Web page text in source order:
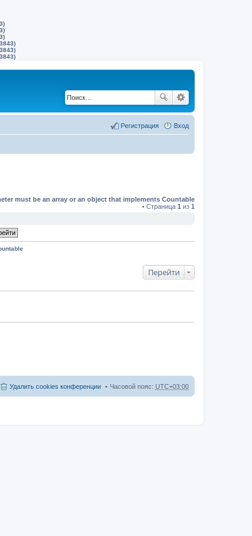
Вход
Регистрация
must be an array or an object that implements Countable
• Страница 1 из 1
Перейти
Часовой пояс: UTC+03:00
Удалить cookies конференции